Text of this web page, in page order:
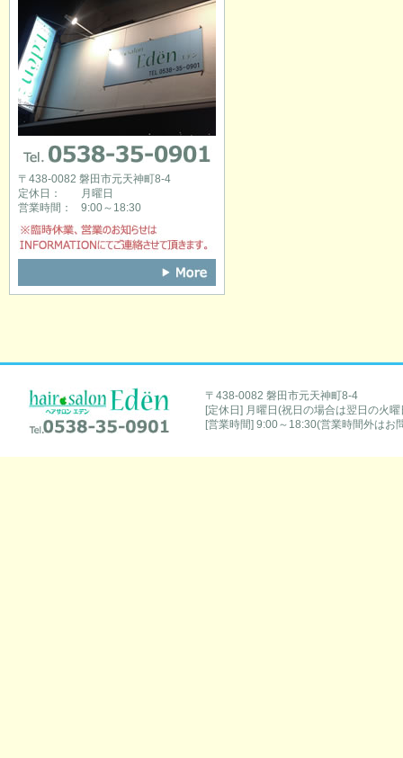
〒438-0082 磐田市元天神町8-4
定休日：
月曜日
営業時間：
9:00～18:30
hair salon Eden [ヘアサロンエデン]
Tel.0538-35-0901
〒438-0082 磐田市元天神町8-4
[定休日] 月曜日(祝日の場合は翌日の火曜
[営業時間] 9:00～18:30(営業時間外はお